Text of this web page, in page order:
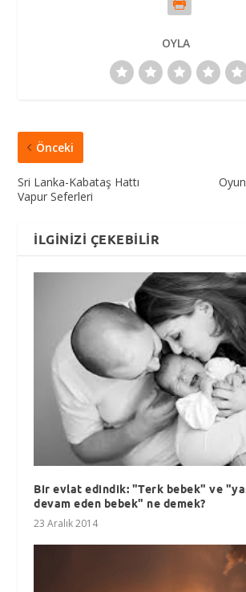
OYLA
Önceki
Sri Lanka-Kabataş Hattı
Vapur Seferleri
İLGINIZI ÇEKEBILIR
Bir evlat edindik: "Terk bebek" ve
devam eden bebek" ne demek?
23 Aralık 2014